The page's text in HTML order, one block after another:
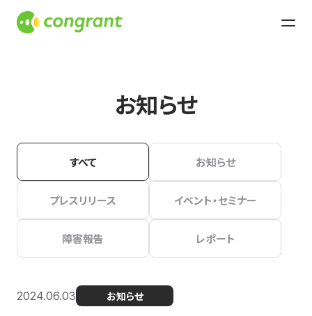
お知らせ
すべて お知らせ
プレスリリース イベント・セミナー
障害報告 レポート
2024.06.03 お知らせ